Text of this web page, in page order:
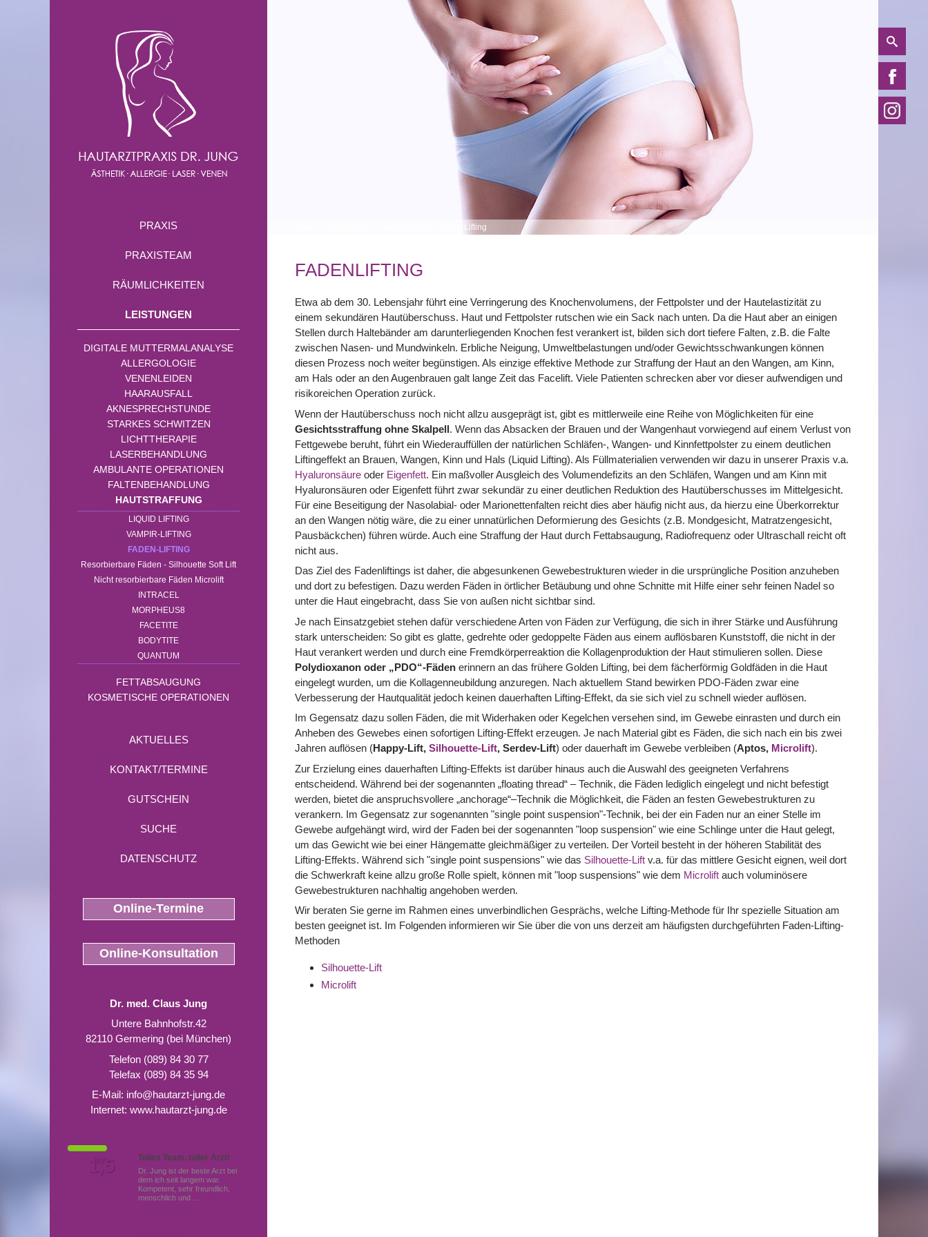
PRAXIS
PRAXISTEAM
RÄUMLICHKEITEN
LEISTUNGEN
DIGITALE MUTTERMALANALYSE
ALLERGOLOGIE
VENENLEIDEN
HAARAUSFALL
AKNESPRECHSTUNDE
STARKES SCHWITZEN
LICHTTHERAPIE
LASERBEHANDLUNG
AMBULANTE OPERATIONEN
FALTENBEHANDLUNG
HAUTSTRAFFUNG
LIQUID LIFTING
VAMPIR-LIFTING
FADEN-LIFTING
Resorbierbare Fäden - Silhouette Soft Lift
Nicht resorbierbare Fäden Microlift
INTRACEL
MORPHEUS8
FACETITE
BODYTITE
QUANTUM
FETTABSAUGUNG
KOSMETISCHE OPERATIONEN
AKTUELLES
KONTAKT/TERMINE
GUTSCHEIN
SUCHE
DATENSCHUTZ
Online-Termine
Online-Konsultation
Dr. med. Claus Jung
Untere Bahnhofstr.42
82110 Germering (bei München)
Telefon (089) 84 30 77
Telefax (089) 84 35 94
E-Mail: info@hautarzt-jung.de
Internet: www.hautarzt-jung.de
Tolles Team, toller Arzt!
Dr. Jung ist der beste Arzt bei
dem ich seit langem war.
Kompetent, sehr freundlich,
menschlich und …
Von Patienten
bewertet mit
Note
1,5
Faden-Lifting
FADENLIFTING
Etwa ab dem 30. Lebensjahr führt eine Verringerung des Knochenvolumens, der Fettpolster und der Hautelastizität zu
einem sekundären Hautüberschuss. Haut und Fettpolster rutschen wie ein Sack nach unten. Da die Haut aber an einigen
Stellen durch Haltebänder am darunterliegenden Knochen fest verankert ist, bilden sich dort tiefere Falten, z.B. die Falte
zwischen Nasen- und Mundwinkeln. Erbliche Neigung, Umweltbelastungen und/oder Gewichtsschwankungen können
diesen Prozess noch weiter begünstigen. Als einzige effektive Methode zur Straffung der Haut an den Wangen, am Kinn,
am Hals oder an den Augenbrauen galt lange Zeit das Facelift. Viele Patienten schrecken aber vor dieser aufwendigen und
risikoreichen Operation zurück.
Wenn der Hautüberschuss noch nicht allzu ausgeprägt ist, gibt es mittlerweile eine Reihe von Möglichkeiten für eine
Gesichtsstraffung ohne Skalpell. Wenn das Absacken der Brauen und der Wangenhaut vorwiegend auf einem Verlust von
Fettgewebe beruht, führt ein Wiederauffüllen der natürlichen Schläfen-, Wangen- und Kinnfettpolster zu einem deutlichen
Liftingeffekt an Brauen, Wangen, Kinn und Hals (Liquid Lifting). Als Füllmaterialien verwenden wir dazu in unserer Praxis v.a.
Hyaluronsäure oder Eigenfett. Ein maßvoller Ausgleich des Volumendefizits an den Schläfen, Wangen und am Kinn mit
Hyaluronsäuren oder Eigenfett führt zwar sekundär zu einer deutlichen Reduktion des Hautüberschusses im Mittelgesicht.
Für eine Beseitigung der Nasolabial- oder Marionettenfalten reicht dies aber häufig nicht aus, da hierzu eine Überkorrektur
an den Wangen nötig wäre, die zu einer unnatürlichen Deformierung des Gesichts (z.B. Mondgesicht, Matratzengesicht,
Pausbäckchen) führen würde. Auch eine Straffung der Haut durch Fettabsaugung, Radiofrequenz oder Ultraschall reicht oft
nicht aus.
Das Ziel des Fadenliftings ist daher, die abgesunkenen Gewebestrukturen wieder in die ursprüngliche Position anzuheben
und dort zu befestigen. Dazu werden Fäden in örtlicher Betäubung und ohne Schnitte mit Hilfe einer sehr feinen Nadel so
unter die Haut eingebracht, dass Sie von außen nicht sichtbar sind.
Je nach Einsatzgebiet stehen dafür verschiedene Arten von Fäden zur Verfügung, die sich in ihrer Stärke und Ausführung
stark unterscheiden: So gibt es glatte, gedrehte oder gedoppelte Fäden aus einem auflösbaren Kunststoff, die nicht in der
Haut verankert werden und durch eine Fremdkörperreaktion die Kollagenproduktion der Haut stimulieren sollen. Diese
Polydioxanon oder „PDO“-Fäden erinnern an das frühere Golden Lifting, bei dem fächerförmig Goldfäden in die Haut
eingelegt wurden, um die Kollagenneubildung anzuregen. Nach aktuellem Stand bewirken PDO-Fäden zwar eine
Verbesserung der Hautqualität jedoch keinen dauerhaften Lifting-Effekt, da sie sich viel zu schnell wieder auflösen.
Im Gegensatz dazu sollen Fäden, die mit Widerhaken oder Kegelchen versehen sind, im Gewebe einrasten und durch ein
Anheben des Gewebes einen sofortigen Lifting-Effekt erzeugen. Je nach Material gibt es Fäden, die sich nach ein bis zwei
Jahren auflösen (Happy-Lift, Silhouette-Lift, Serdev-Lift) oder dauerhaft im Gewebe verbleiben (Aptos, Microlift).
Zur Erzielung eines dauerhaften Lifting-Effekts ist darüber hinaus auch die Auswahl des geeigneten Verfahrens
entscheidend. Während bei der sogenannten „floating thread“ – Technik, die Fäden lediglich eingelegt und nicht befestigt
werden, bietet die anspruchsvollere „anchorage“–Technik die Möglichkeit, die Fäden an festen Gewebestrukturen zu
verankern. Im Gegensatz zur sogenannten "single point suspension"-Technik, bei der ein Faden nur an einer Stelle im
Gewebe aufgehängt wird, wird der Faden bei der sogenannten "loop suspension" wie eine Schlinge unter die Haut gelegt,
um das Gewicht wie bei einer Hängematte gleichmäßiger zu verteilen. Der Vorteil besteht in der höheren Stabilität des
Lifting-Effekts. Während sich "single point suspensions" wie das Silhouette-Lift v.a. für das mittlere Gesicht eignen, weil dort
die Schwerkraft keine allzu große Rolle spielt, können mit "loop suspensions" wie dem Microlift auch voluminösere
Gewebestrukturen nachhaltig angehoben werden.
Wir beraten Sie gerne im Rahmen eines unverbindlichen Gesprächs, welche Lifting-Methode für Ihr spezielle Situation am
besten geeignet ist. Im Folgenden informieren wir Sie über die von uns derzeit am häufigsten durchgeführten Faden-Lifting-
Methoden
Silhouette-Lift
Microlift